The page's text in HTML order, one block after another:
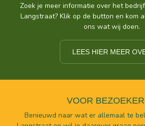
Zoek je meer informatie over het
Langstraat? Klik op de button en kom
ons wat wij doen.
LEES HIER MEER
VOOR
Benieuwd naar wat er allemaal te